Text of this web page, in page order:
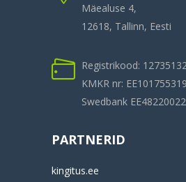
Mäealuse 4,
12618, Tallinn, Eesti
Registrikood:
KMKR nr: EE101755319
Swedbank
PARTNERID
kingitus.ee